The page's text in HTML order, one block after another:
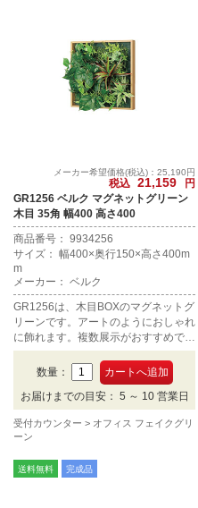
メーカー希望価格(税込)：25,190円
税込 21,159
円
GR1256 ベルク マグネットグリーン
木目 35角 幅400 高さ400
商品番号： 9934256
サイズ： 幅400×奥行150×高さ400m
m
メーカー： ベルク
GR1256は、木目BOXのマグネットグ
リーンです。アートのようにおしゃれ
に飾れます。複数展示がおすすめで
す。
数量：
お届けまでの目安： 5 ～ 10 営業日
受付カウンター
オフィス フェイクグリ
ーン
送料無料 完成品